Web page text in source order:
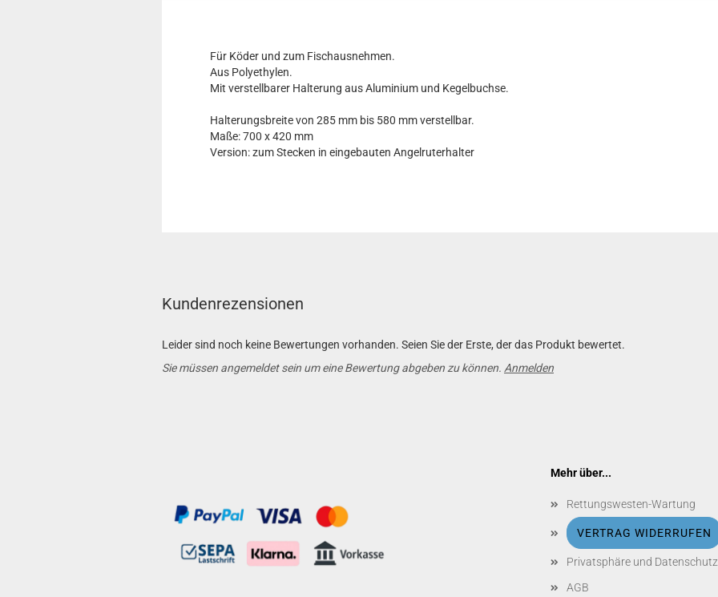
Für Köder und zum Fischausnehmen.
Aus Polyethylen.
Mit verstellbarer Halterung aus Aluminium und Kegelbuchse.
Halterungsbreite von 285 mm bis 580 mm verstellbar.
Maße: 700 x 420 mm
Version: zum Stecken in eingebauten Angelruterhalter
Kundenrezensionen
Leider sind noch keine Bewertungen vorhanden. Seien Sie der Erste, der das Produkt bewertet.
Sie müssen angemeldet sein um eine Bewertung abgeben zu können. Anmelden
Mehr über...
Rettungswesten-Wartung
VERTRAG WIDERRUFEN
Privatsphäre und Datenschutz
AGB